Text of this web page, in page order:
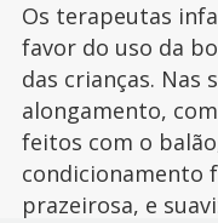
Os terapeutas
favor do uso da
das crianças. Nas
alongamento,
feitos com o
condicionamento
prazeirosa, e